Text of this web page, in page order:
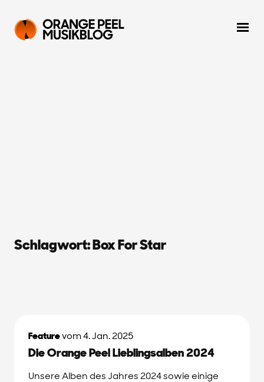
Schlagwort:Box For Star
Featurevom 4. Jan. 2025
Die Orange Peel Lieblingsalben 2024
Unsere Alben des Jahres 2024 sowie einige